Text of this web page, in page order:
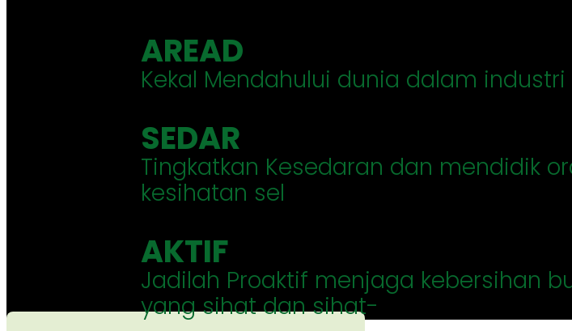
AREAD
Kekal Mendahului dunia dalam
SEDAR
Tingkatkan Kesedaran dan mendidik
kesihatan sel
AKTIF
Jadilah Proaktif menjaga kebersihan
yang sihat dan sihat-